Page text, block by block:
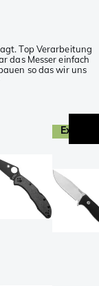
Top Verarbeitung
das Messer einfach
so das wir uns